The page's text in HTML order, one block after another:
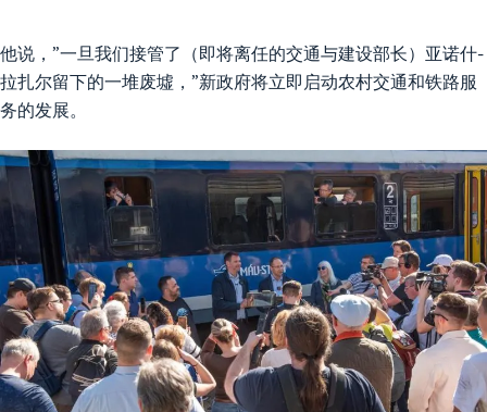
他说，”一旦我们接管了（即将离任的交通与建设部长）亚诺什-
拉扎尔留下的一堆废墟，”新政府将立即启动农村交通和铁路服
务的发展。